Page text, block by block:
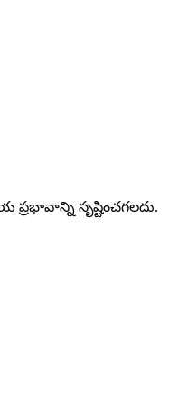
ప్రభావాన్ని సృష్టించగలదు.